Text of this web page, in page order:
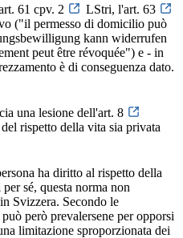
61 cpv. 2
LStri, l'art. 63
("il permesso di domicilio può
kann widerrufen
peut être révoquée") e - in
è di conseguenza dato.
una lesione dell'art. 8
rispetto della vita sia privata
ha diritto al rispetto della
sé, questa norma non
Svizzera. Secondo le
però prevalersene per opporsi
limitazione sproporzionata dei